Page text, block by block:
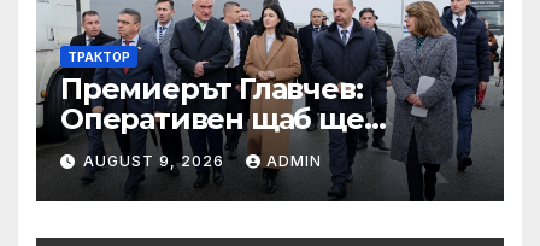
ТРАКТОР
Премиерът Главчев:
Оперативен щаб ще
реорганизира структурите
по границата, за да сме
готови за Шенген
AUGUST 9, 2026 ADMIN